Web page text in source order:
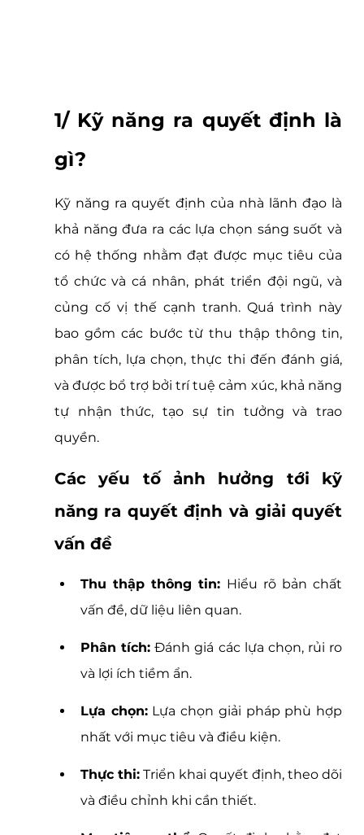
1/ Kỹ năng ra quyết định là
gì?
Kỹ năng ra quyết định của nhà lãnh đạo là
khả năng đưa ra các lựa chọn sáng suốt và
có hệ thống nhằm đạt được mục tiêu của
tổ chức và cá nhân, phát triển đội ngũ, và
củng cố vị thế cạnh tranh. Quá trình này
bao gồm các bước từ thu thập thông tin,
phân tích, lựa chọn, thực thi đến đánh giá,
và được bổ trợ bởi trí tuệ cảm xúc, khả năng
tự nhận thức, tạo sự tin tưởng và trao
quyền.
Các yếu tố ảnh hưởng tới kỹ
năng ra quyết định và giải quyết
vấn đề
Thu thập thông tin: Hiểu rõ bản chất
vấn đề, dữ liệu liên quan.
Phân tích: Đánh giá các lựa chọn, rủi ro
và lợi ích tiềm ẩn.
Lựa chọn: Lựa chọn giải pháp phù hợp
nhất với mục tiêu và điều kiện.
Thực thi: Triển khai quyết định, theo dõi
và điều chỉnh khi cần thiết.